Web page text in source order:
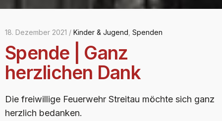
18. Dezember 2021 / Kinder & Jugend Spenden
Spende | Ganz
herzlichen Dank
Die freiwillige Feuerwehr Streitau möchte sich ganz
herzlich bedanken.